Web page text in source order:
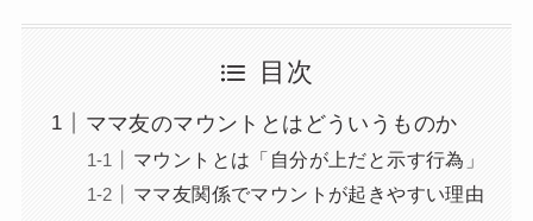
目次
ママ友のマウントとはどういうものか
マウントとは「自分が上だと示す行為」
ママ友関係でマウントが起きやすい理由